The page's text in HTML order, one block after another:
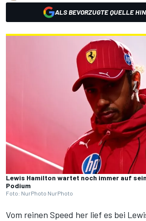
ALS BEVORZUGTE QUELLE
Lewis Hamilton wartet noch immer auf
Podium
Foto: NurPhoto NurPhoto
Vom reinen Speed her lief es bei